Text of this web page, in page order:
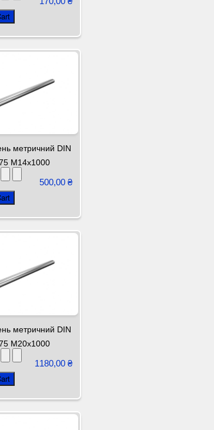
метричний DIN
М14х1000
500,00 ₴
метричний DIN
М20х1000
1180,00 ₴